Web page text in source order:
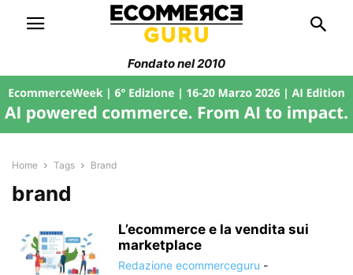
Fondato nel 2010
Home Tags Brand
brand
L’ecommerce e la vendita sui
marketplace
Redazione ecommerceguru -